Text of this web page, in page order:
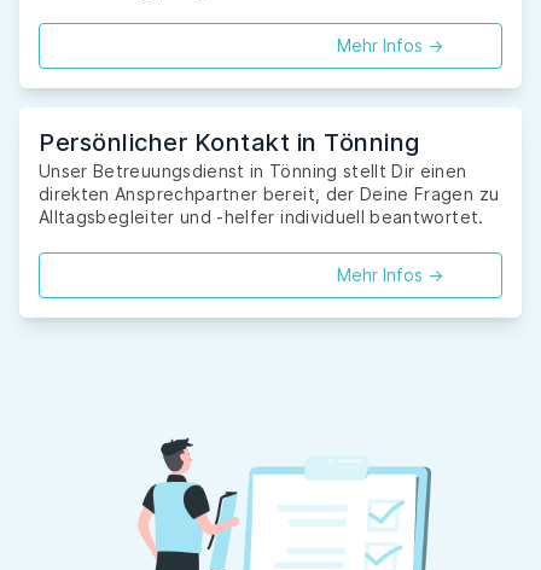
Mehr Infos ->
Persönlicher Kontakt in Tönning
Unser Betreuungsdienst in Tönning stellt Dir einen
direkten Ansprechpartner bereit, der Deine Fragen zu
Alltagsbegleiter und -helfer individuell beantwortet.
Mehr Infos ->